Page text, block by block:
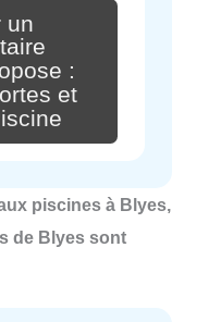
un
:
et
piscines à Blyes,
de Blyes sont